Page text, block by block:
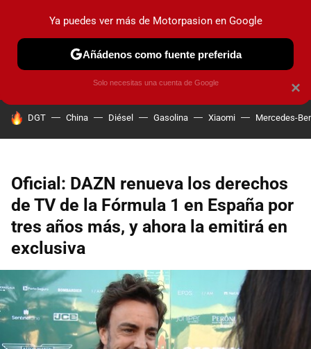
PRUEBAS COCHES ELÉCTRICOS OBSERVATORIO
HOY SE HABLA DE
DGT China Diésel Gasolina Xiaomi Mercedes-
Oficial: DAZN renueva los derechos
de TV de la Fórmula 1 en España por
tres años más, y ahora la emitirá en
exclusiva
×
Ya puedes ver más de Motorpasion en Google
Añádenos como fuente preferida
Solo necesitas una cuenta de Google